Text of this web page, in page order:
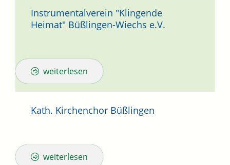
Instrumentalverein "Klingende
Heimat" Büßlingen-Wiechs e.V.
weiterlesen
Kath. Kirchenchor Büßlingen
weiterlesen